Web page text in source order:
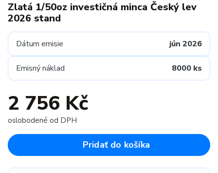
Zlatá 1/50oz investičná minca Český lev
2026 stand
Dátum emisie jún 2026
Emisný náklad 8000 ks
2 756 Kč
oslobodené od DPH
Pridať do košíka